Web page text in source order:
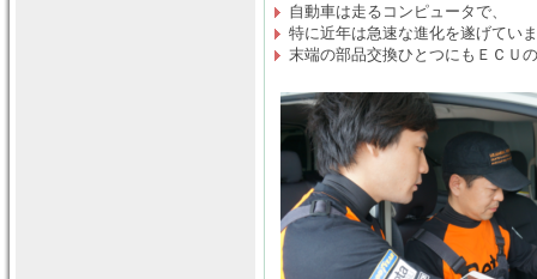
自動車は走るコンピュータで、
特に近年は急速な進化を遂げてい
末端の部品交換ひとつにもＥＣＵ